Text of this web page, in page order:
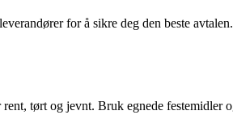
for å sikre deg den beste
tørt og jevnt. Bruk egnede festemidler